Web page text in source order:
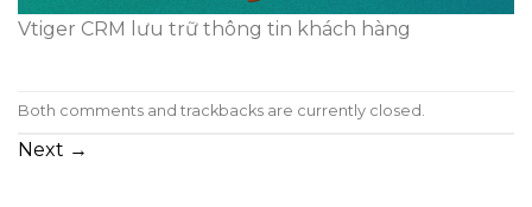
Vtiger CRM lưu trữ thông tin khách hàng
Both comments and trackbacks are currently closed.
Next →